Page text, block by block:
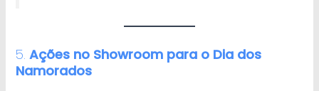
5.Ações no Showroom para o Dia dos
Namorados